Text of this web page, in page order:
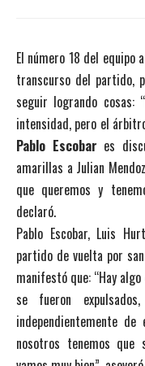
El número 18 del
transcurso del partido,
seguir logrando cosas:
intensidad, pero el
Pablo Escobar es
amarillas a Julian
que queremos y
declaró.
Pablo Escobar, Luis
partido de vuelta por
manifestó que: “Hay
se fueron
independientemente
nosotros tenemos